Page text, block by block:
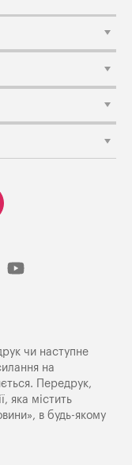
чи наступне
на
Передрук,
яка містить
в будь-якому